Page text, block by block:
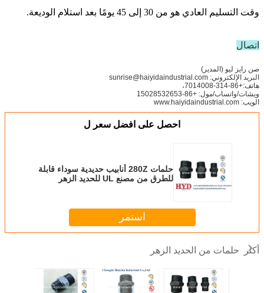
وقت التسليم العادي هو من 30 إلى 45 يومًا بعد استلام الوديعة.
اتصال
صن رايز ليو (المدير)
البريد الإلكتروني: sunrise@haiyidaindustrial.com
هاتف:+86-314-7014008،
ويشات/واتساب/مول: +86-15028532653
الويب: www.haiyidaindustrial.com
احصل على افضل سعر ل
حلمات 280Z أنابيب حديدية سوداء قابلة
للطرق من مصنع UL للحديد الزهر
استمر
أكثر حلمات من الحديد الزهر